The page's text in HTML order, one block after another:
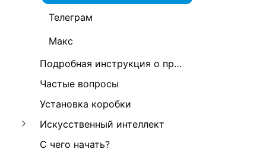
Телеграм
Макс
Подробная инструкция о программе А2Б
Частые вопросы
Установка коробки
Искусственный интеллект
С чего начать?